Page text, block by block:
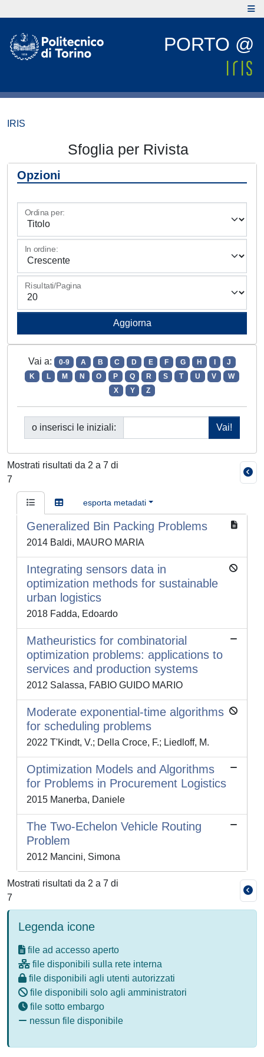
PORTO @
IRIS
Sfoglia per Rivista
Opzioni
Ordina per:
In ordine:
Risultati/Pagina
Vai a: 0-9 A B C D E F G H
J
K
L M N O P Q R S T U V
W
X
Y Z
o inserisci le iniziali:
Mostrati risultati da 2 a 7 di
7
esporta metadati
Generalized Bin Packing Problems
2014 Baldi, MAURO MARIA
Integrating sensors data in
optimization methods for sustainable
urban logistics
2018 Fadda, Edoardo
Matheuristics for combinatorial
optimization problems: applications to
services and production systems
2012 Salassa, FABIO GUIDO MARIO
Moderate exponential-time algorithms
for scheduling problems
2022 T'Kindt, V.; Della Croce, F.; Liedloff, M.
Optimization Models and Algorithms
for Problems in Procurement Logistics
2015 Manerba, Daniele
The Two-Echelon Vehicle Routing
Problem
2012 Mancini, Simona
Mostrati risultati da 2 a 7 di
7
Legenda icone
file ad accesso aperto
file disponibili sulla rete interna
file disponibili agli utenti autorizzati
file disponibili solo agli amministratori
file sotto embargo
nessun file disponibile